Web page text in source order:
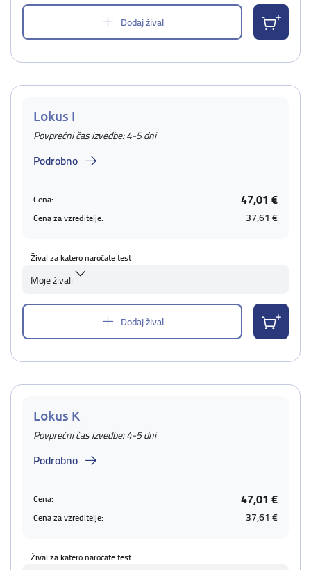
Dodaj žival
Lokus I
Povprečni čas izvedbe: 4-5 dni
Podrobno
Cena: 47,01 €
Cena za vzreditelje: 37,61 €
Žival za katero naročate test
Moje živali
Dodaj žival
Lokus K
Povprečni čas izvedbe: 4-5 dni
Podrobno
Cena: 47,01 €
Cena za vzreditelje: 37,61 €
Žival za katero naročate test